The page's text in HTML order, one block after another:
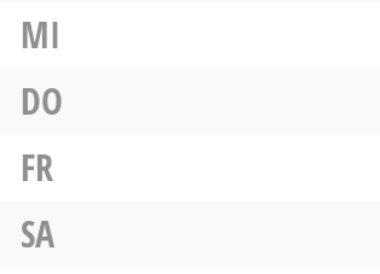
MI
DO
FR
SA